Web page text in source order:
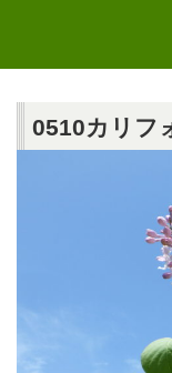
0510カリフ